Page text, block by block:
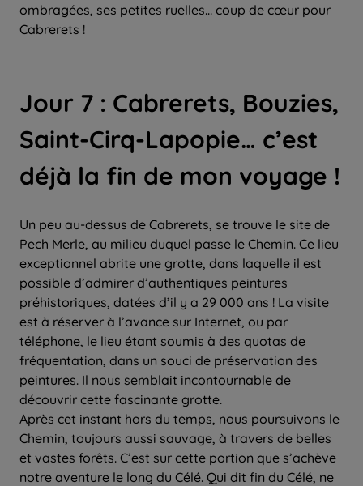
ombragées, ses petites ruelles… coup de cœur pour
Cabrerets !
Jour 7 : Cabrerets, Bouzies,
Saint-Cirq-Lapopie… c’est
déjà la fin de mon voyage !
Un peu au-dessus de Cabrerets, se trouve le site de
Pech Merle, au milieu duquel passe le Chemin. Ce lieu
exceptionnel abrite une grotte, dans laquelle il est
possible d’admirer d’authentiques peintures
préhistoriques, datées d’il y a 29 000 ans ! La visite
est à réserver à l’avance sur Internet, ou par
téléphone, le lieu étant soumis à des quotas de
fréquentation, dans un souci de préservation des
peintures. Il nous semblait incontournable de
découvrir cette fascinante grotte.
Après cet instant hors du temps, nous poursuivons le
Chemin, toujours aussi sauvage, à travers de belles
et vastes forêts. C’est sur cette portion que s’achève
notre aventure le long du Célé. Qui dit fin du Célé, ne